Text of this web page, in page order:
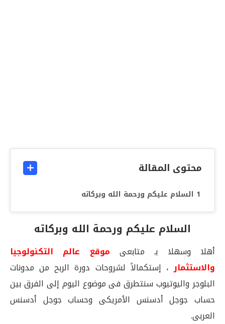
محتوى المقالة
السلام عليكم ورحمة الله وبركاته
السلام عليكم ورحمة الله وبركاته
أهلا وسهلا بـ متابعى موقع عالم التكنولوجيا
والاستثمار، إستكمالاً لشروحات دورة الربح من مدونات
البلوجر واليوتيوب سنتطرق فى موضوع اليوم إلى الفرق بين
حساب جوجل أدسنس الأمريكى وحساب جوجل أدسنس
العربى.